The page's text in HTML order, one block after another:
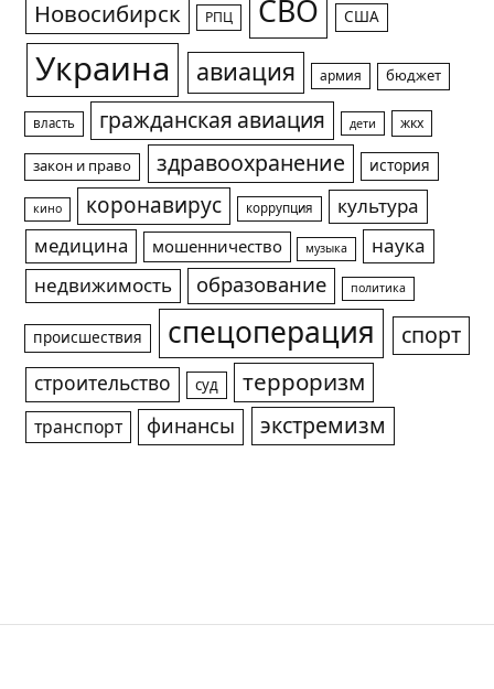
Новосибирск РПЦ СВО США
Украина авиация армия бюджет
власть гражданская авиация дети жкх
закон и право здравоохранение история
кино коронавирус коррупция
культура
медицина
мошенничество музыка
наука
недвижимость
образование политика
происшествия спецоперация спорт
строительство суд терроризм
транспорт финансы экстремизм